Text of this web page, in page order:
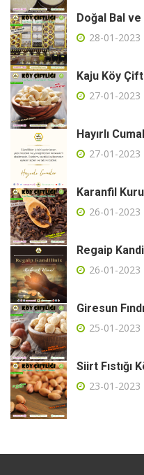
Doğal Bal
28-01-2023
Kaju Köy
27-01-2023
Hayırlı
27-01-2023
Karanfil
26-01-2023
Regaip
26-01-2023
Giresun
25-01-2023
Siirt Fıstığı
23-01-2023